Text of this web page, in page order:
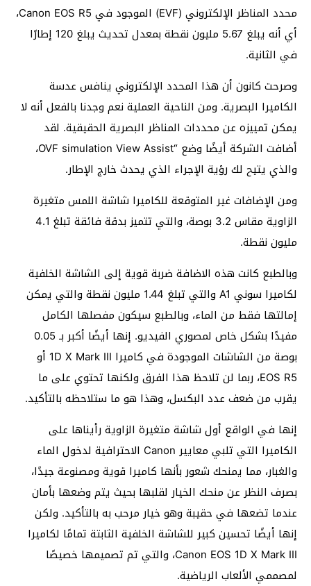
محدد المناظر الإلكتروني (EVF) الموجود في Canon EOS R5،
أي أنه يبلغ 5.67 مليون نقطة بمعدل تحديث يبلغ 120 إطارًا
في الثانية.
وصرحت كانون أن هذا المحدد الإلكتروني ينافس عدسة
الكاميرا البصرية. ومن الناحية العملية نعم وجدنا بالفعل أنه لا
يمكن تمييزه عن محددات المناظر البصرية الحقيقية. لقد
أضافت الشركة أيضًا وضع “OVF simulation View Assist،
والذي يتيح لك رؤية الإجراء الذي يحدث خارج الإطار.
ومن الإضافات غير المتوقعة للكاميرا شاشة اللمس متغيرة
الزاوية مقاس 3.2 بوصة، والتي تتميز بدقة فائقة تبلغ 4.1
مليون نقطة.
وبالطبع كانت هذه الاضافة ضربة قوية إلى الشاشة الخلفية
لكاميرا سوني A1 والتي تبلغ 1.44 مليون نقطة والتي يمكن
إمالتها فقط من الماء، وبالطبع سيكون مفصلها الكامل
مفيدًا بشكل خاص لمصوري الفيديو. إنها أيضًا أكبر بـ 0.05
بوصة من الشاشات الموجودة في كاميرا 1D X Mark III أو
EOS R5، ربما لن تلاحظ هذا الفرق ولكنها تحتوي على ما
يقرب من ضعف عدد البكسل، وهذا هو ما ستلاحظه بالتأكيد.
إنها في الواقع أول شاشة متغيرة الزاوية رأيناها على
الكاميرا التي تلبي معايير Canon الاحترافية لدخول الماء
والغبار، مما يمنحك شعور بأنها كاميرا قوية ومصنوعة جيدًا،
بصرف النظر عن منحك الخيار لقلبها بحيث يتم وضعها بأمان
عندما تضعها في حقيبة وهو خيار مرحب به بالتأكيد. ولكن
إنها أيضًا تحسين كبير للشاشة الخلفية الثابتة تمامًا لكاميرا
Canon EOS 1D X Mark III، والتي تم تصميمها خصيصًا
لمصممي الألعاب الرياضية.